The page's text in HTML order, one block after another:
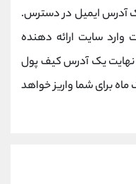
آدرس ایمیل در دسترس.
وارد سایت ارائه دهنده
نهایت یک آدرس کیف پول
برای شما واریز خواهد